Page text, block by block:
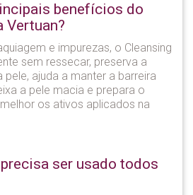
benefícios do
Vertuan?
e impurezas, o Cleansing
sem ressecar, preserva a
pele, ajuda a manter a barreira
a pele macia e prepara o
os ativos aplicados na
ser usado todos